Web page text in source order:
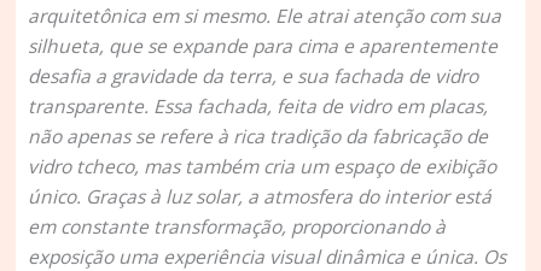
arquitetônica em si mesmo. Ele atrai atenção com sua
silhueta, que se expande para cima e aparentemente
desafia a gravidade da terra, e sua fachada de vidro
transparente. Essa fachada, feita de vidro em placas,
não apenas se refere à rica tradição da fabricação de
vidro tcheco, mas também cria um espaço de exibição
único. Graças à luz solar, a atmosfera do interior está
em constante transformação, proporcionando à
exposição uma experiência visual dinâmica e única. Os